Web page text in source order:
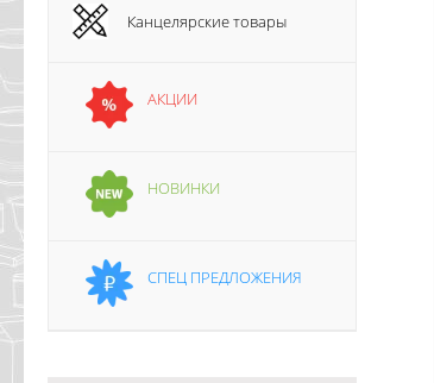
Канцелярские товары
АКЦИИ
НОВИНКИ
СПЕЦ ПРЕДЛОЖЕНИЯ